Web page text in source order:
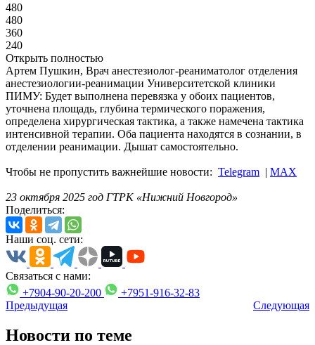
480
480
360
240
Открыть полностью
Артем Пушкин, Врач анестезиолог-реаниматолог отделения
анестезиологии-реанимации Университетской клиники
ПИМУ: Будет выполнена перевязка у обоих пациентов,
уточнена площадь, глубина термического поражения,
определена хирургическая тактика, а также намечена тактика
интенсивной терапии. Оба пациента находятся в сознании, в
отделении реанимации. Дышат самостоятельно.
Чтобы не пропустить важнейшие новости: Telegram | MAX
23 октября 2025 год ГТРК «Нижний Новгород»
Поделиться:
Наши соц. сети:
Связаться с нами:
+7904-90-20-200
+7951-916-32-83
Предыдущая
Следующая
Новости по теме